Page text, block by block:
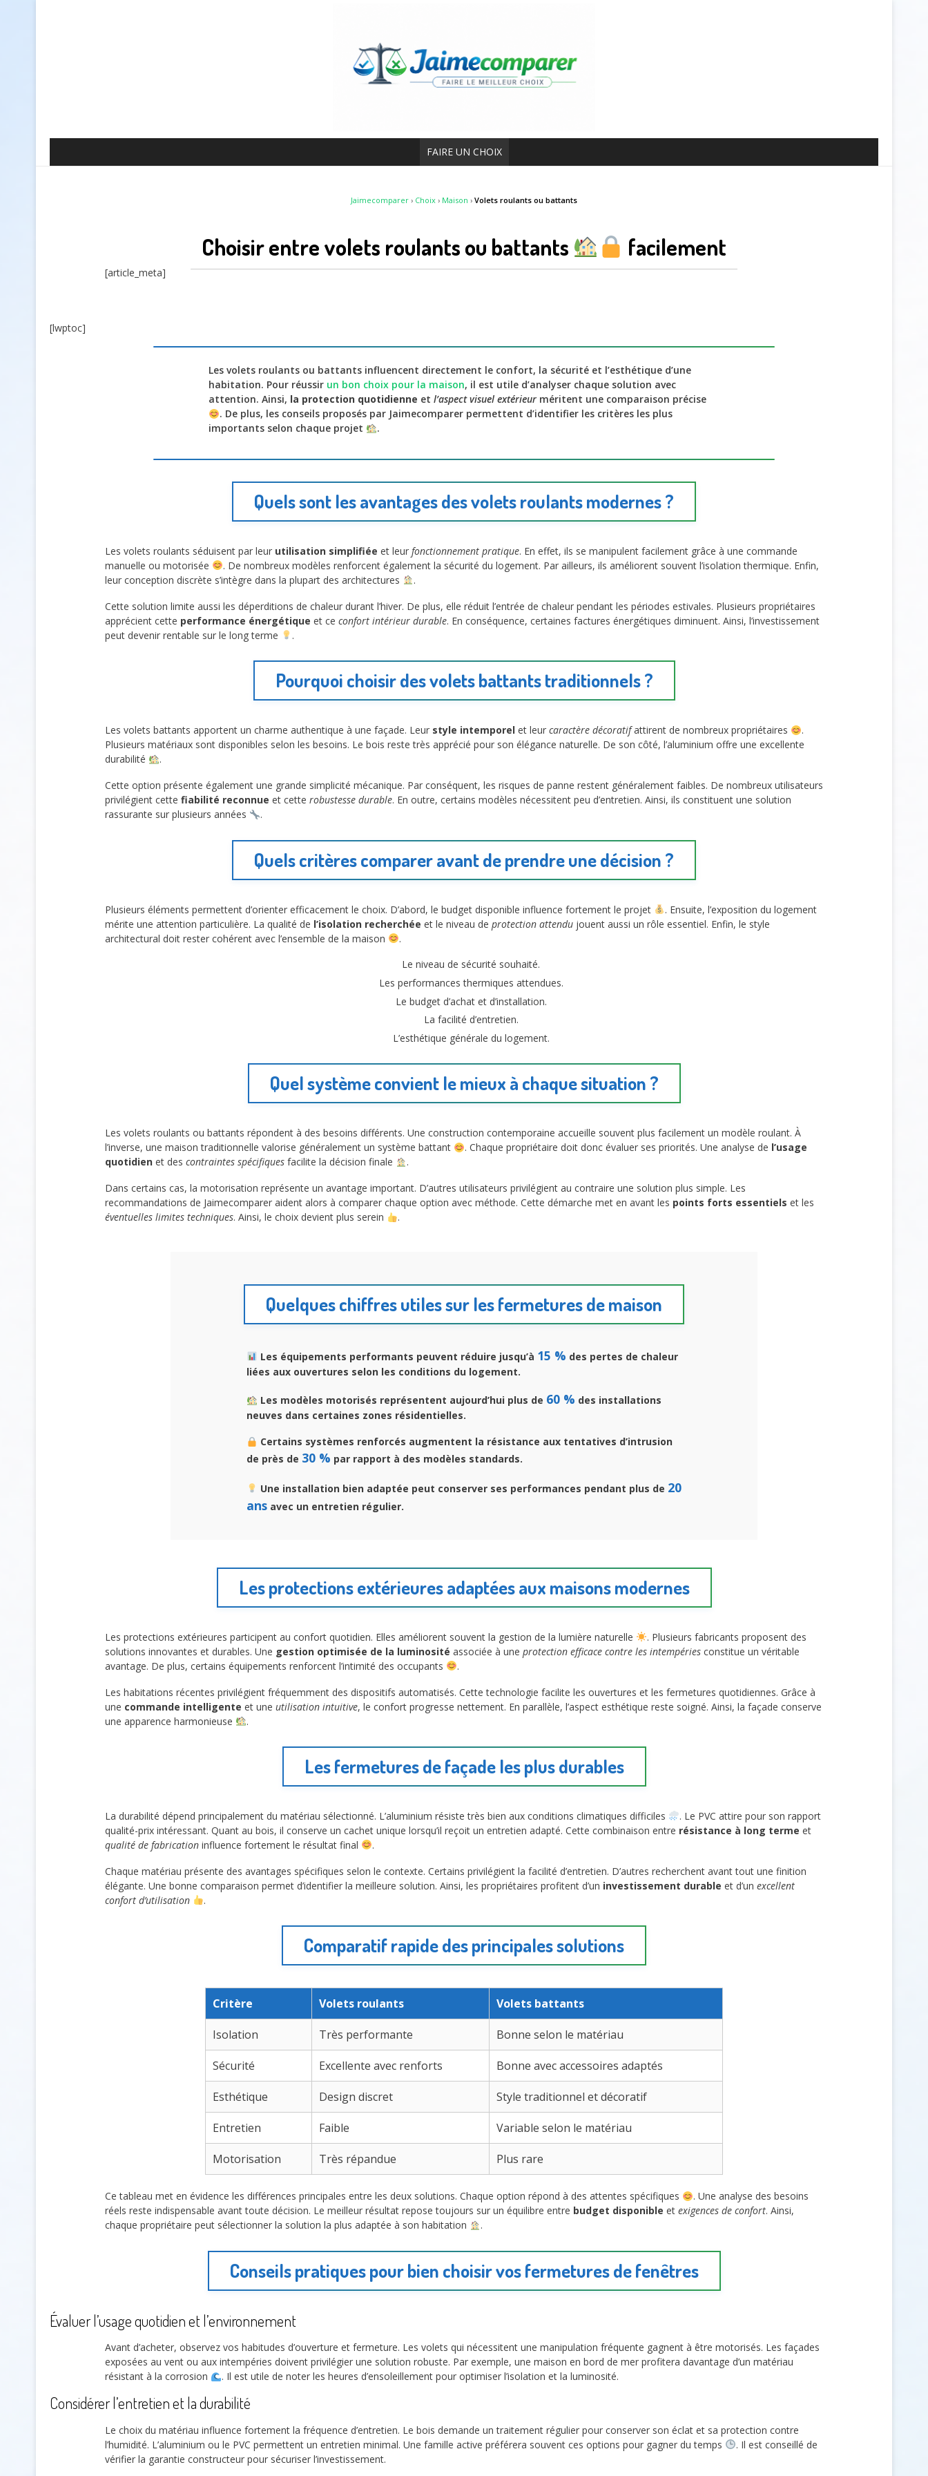
FAIRE UN CHOIX
Jaimecomparer › Choix › Maison › Volets roulants ou battants
Choisir entre volets roulants ou battants facilement
[article_meta]
[lwptoc]
Les volets roulants ou battants influencent directement le confort, la sécurité et l’esthétique d’une
habitation. Pour réussir un bon choix pour la maison, il est utile d’analyser chaque solution avec
attention. Ainsi, la protection quotidienne et l’aspect visuel extérieur méritent une comparaison précise
. De plus, les conseils proposés par Jaimecomparer permettent d’identifier les critères les plus
importants selon chaque projet
.
Quels sont les avantages des volets roulants modernes ?
Les volets roulants séduisent par leur utilisation simplifiée et leur fonctionnement pratique. En effet, ils se manipulent facilement grâce à une commande
manuelle ou motorisée
. De nombreux modèles renforcent également la sécurité du logement. Par ailleurs, ils améliorent souvent l’isolation thermique. Enfin,
leur conception discrète s’intègre dans la plupart des architectures
.
Cette solution limite aussi les déperditions de chaleur durant l’hiver. De plus, elle réduit l’entrée de chaleur pendant les périodes estivales. Plusieurs propriétaires
apprécient cette performance énergétique et ce confort intérieur durable. En conséquence, certaines factures énergétiques diminuent. Ainsi, l’investissement
peut devenir rentable sur le long terme
.
Pourquoi choisir des volets battants traditionnels ?
Les volets battants apportent un charme authentique à une façade. Leur style intemporel et leur caractère décoratifattirent de nombreux propriétaires
.
Plusieurs matériaux sont disponibles selon les besoins. Le bois reste très apprécié pour son élégance naturelle. De son côté, l’aluminium offre une excellente
durabilité
.
Cette option présente également une grande simplicité mécanique. Par conséquent, les risques de panne restent généralement faibles. De nombreux utilisateurs
privilégient cette fiabilité reconnue et cette robustesse durable. En outre, certains modèles nécessitent peu d’entretien. Ainsi, ils constituent une solution
rassurante sur plusieurs années
.
Quels critères comparer avant de prendre une décision ?
Plusieurs éléments permettent d’orienter efficacement le choix. D’abord, le budget disponible influence fortement le projet
. Ensuite, l’exposition du logement
mérite une attention particulière. La qualité de l’isolation recherchée et le niveau de protection attendu jouent aussi un rôle essentiel. Enfin, le style
architectural doit rester cohérent avec l’ensemble de la maison
.
Le niveau de sécurité souhaité.
Les performances thermiques attendues.
Le budget d’achat et d’installation.
La facilité d’entretien.
L’esthétique générale du logement.
Quel système convient le mieux à chaque situation ?
Les volets roulants ou battants répondent à des besoins différents. Une construction contemporaine accueille souvent plus facilement un modèle roulant. À
l’inverse, une maison traditionnelle valorise généralement un système battant
. Chaque propriétaire doit donc évaluer ses priorités. Une analyse de l’usage
quotidien et des contraintes spécifiques facilite la décision finale
.
Dans certains cas, la motorisation représente un avantage important. D’autres utilisateurs privilégient au contraire une solution plus simple. Les
recommandations de Jaimecomparer aident alors à comparer chaque option avec méthode. Cette démarche met en avant les points forts essentiels et les
éventuelles limites techniques. Ainsi, le choix devient plus serein .
Quelques chiffres utiles sur les fermetures de maison
Les équipements performants peuvent réduire jusqu’à 15 % des pertes de chaleur
liées aux ouvertures selon les conditions du logement.
Les modèles motorisés représentent aujourd’hui plus de 60 % des installations
neuves dans certaines zones résidentielles.
Certains systèmes renforcés augmentent la résistance aux tentatives d’intrusion
de près de 30 % par rapport à des modèles standards.
Une installation bien adaptée peut conserver ses performances pendant plus de 20
ans avec un entretien régulier.
Les protections extérieures adaptées aux maisons modernes
Les protections extérieures participent au confort quotidien. Elles améliorent souvent la gestion de la lumière naturelle
. Plusieurs fabricants proposent des
solutions innovantes et durables. Une gestion optimisée de la luminosité associée à une protection efficace contre les intempéries constitue un véritable
avantage. De plus, certains équipements renforcent l’intimité des occupants
.
Les habitations récentes privilégient fréquemment des dispositifs automatisés. Cette technologie facilite les ouvertures et les fermetures quotidiennes. Grâce à
une commande intelligente et une utilisation intuitive, le confort progresse nettement. En parallèle, l’aspect esthétique reste soigné. Ainsi, la façade conserve
une apparence harmonieuse
.
Les fermetures de façade les plus durables
La durabilité dépend principalement du matériau sélectionné. L’aluminium résiste très bien aux conditions climatiques difficiles
. Le PVC attire pour son rapport
qualité-prix intéressant. Quant au bois, il conserve un cachet unique lorsqu’il reçoit un entretien adapté. Cette combinaison entre résistance à long terme et
qualité de fabrication influence fortement le résultat final
.
Chaque matériau présente des avantages spécifiques selon le contexte. Certains privilégient la facilité d’entretien. D’autres recherchent avant tout une finition
élégante. Une bonne comparaison permet d’identifier la meilleure solution. Ainsi, les propriétaires profitent d’un investissement durable et d’un excellent
confort d’utilisation
.
Comparatif rapide des principales solutions
Critère Volets roulants Volets battants
Isolation Très performante Bonne selon le matériau
Sécurité Excellente avec renforts Bonne avec accessoires adaptés
Esthétique Design discret Style traditionnel et décoratif
Entretien Faible Variable selon le matériau
Motorisation Très répandue Plus rare
Ce tableau met en évidence les différences principales entre les deux solutions. Chaque option répond à des attentes spécifiques
. Une analyse des besoins
réels reste indispensable avant toute décision. Le meilleur résultat repose toujours sur un équilibre entre budget disponible et exigences de confort. Ainsi,
chaque propriétaire peut sélectionner la solution la plus adaptée à son habitation
.
Conseils pratiques pour bien choisir vos fermetures de fenêtres
Évaluer l’usage quotidien et l’environnement
Avant d’acheter, observez vos habitudes d’ouverture et fermeture. Les volets qui nécessitent une manipulation fréquente gagnent à être motorisés. Les façades
exposées au vent ou aux intempéries doivent privilégier une solution robuste. Par exemple, une maison en bord de mer profitera davantage d’un matériau
résistant à la corrosion
. Il est utile de noter les heures d’ensoleillement pour optimiser l’isolation et la luminosité.
Considérer l’entretien et la durabilité
Le choix du matériau influence fortement la fréquence d’entretien. Le bois demande un traitement régulier pour conserver son éclat et sa protection contre
l’humidité. L’aluminium ou le PVC permettent un entretien minimal. Une famille active préférera souvent ces options pour gagner du temps
. Il est conseillé de
vérifier la garantie constructeur pour sécuriser l’investissement.